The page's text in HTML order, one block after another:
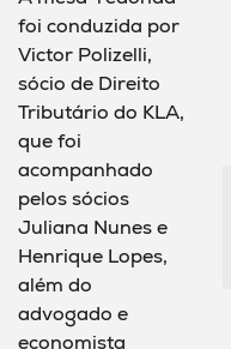
foi conduzida por
Victor Polizelli,
sócio de Direito
Tributário do KLA,
que foi
acompanhado
pelos sócios
Juliana Nunes e
Henrique Lopes,
além do
advogado e
economista